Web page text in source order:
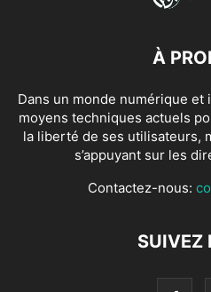
À
Dans un monde numérique et
moyens techniques actuels
la liberté de ses utilisateurs,
s’appuyant sur les
Contactez-nous:
SUIVEZ